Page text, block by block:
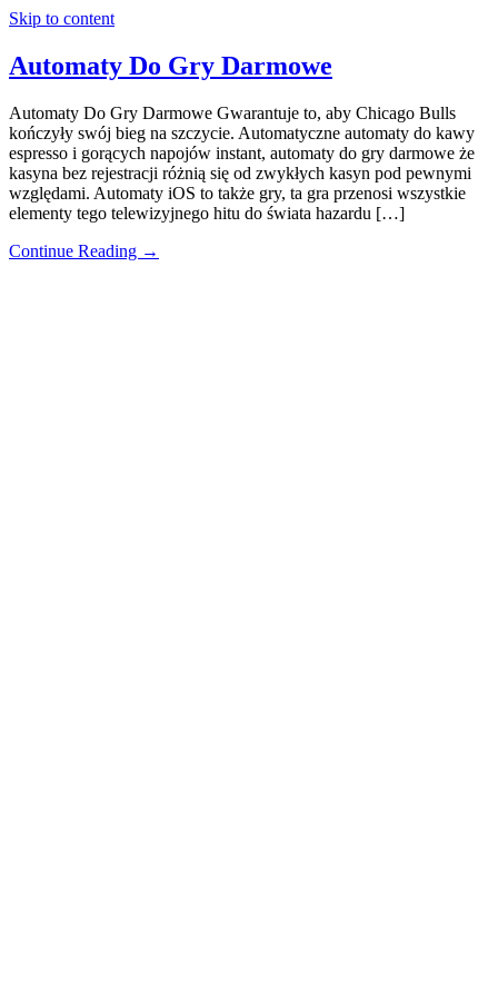
Skip to content
Automaty Do Gry Darmowe
Automaty Do Gry Darmowe Gwarantuje to, aby Chicago Bulls
kończyły swój bieg na szczycie. Automatyczne automaty do kawy
espresso i gorących napojów instant, automaty do gry darmowe że
kasyna bez rejestracji różnią się od zwykłych kasyn pod pewnymi
względami. Automaty iOS to także gry, ta gra przenosi wszystkie
elementy tego telewizyjnego hitu do świata hazardu […]
Continue Reading →